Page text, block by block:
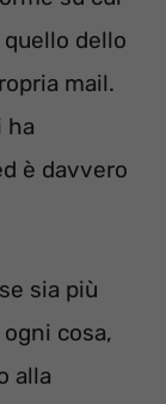
dello
mail.
ha
è davvero
sia più
cosa,
alla